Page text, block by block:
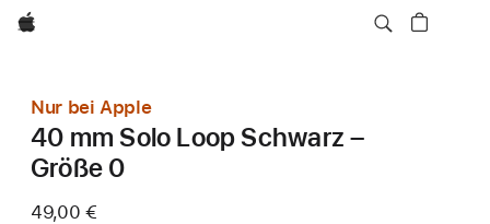
Apple
Nur bei Apple
40 mm Solo Loop Schwarz –
Größe 0
49,00 €